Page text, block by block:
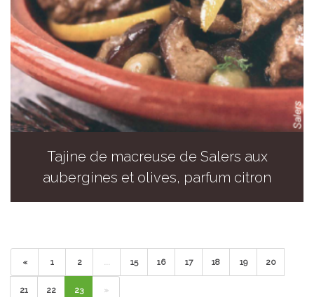
Tajine de macreuse de Salers aux
aubergines et olives, parfum citron
« 1 2 15 16 17 18 19 20
21 22 23 »